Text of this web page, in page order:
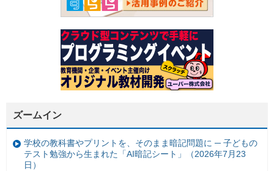
ズームイン
学校の教科書やプリントを、そのまま暗記問題に ─ 子どもの
テスト勉強から生まれた「AI暗記シート」（2026年7月23
日）